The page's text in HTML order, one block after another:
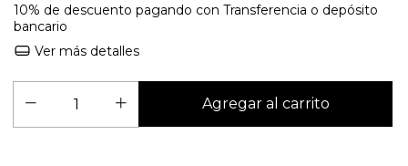
10% de descuento pagando con Transferencia o depósito
bancario
Ver más detalles